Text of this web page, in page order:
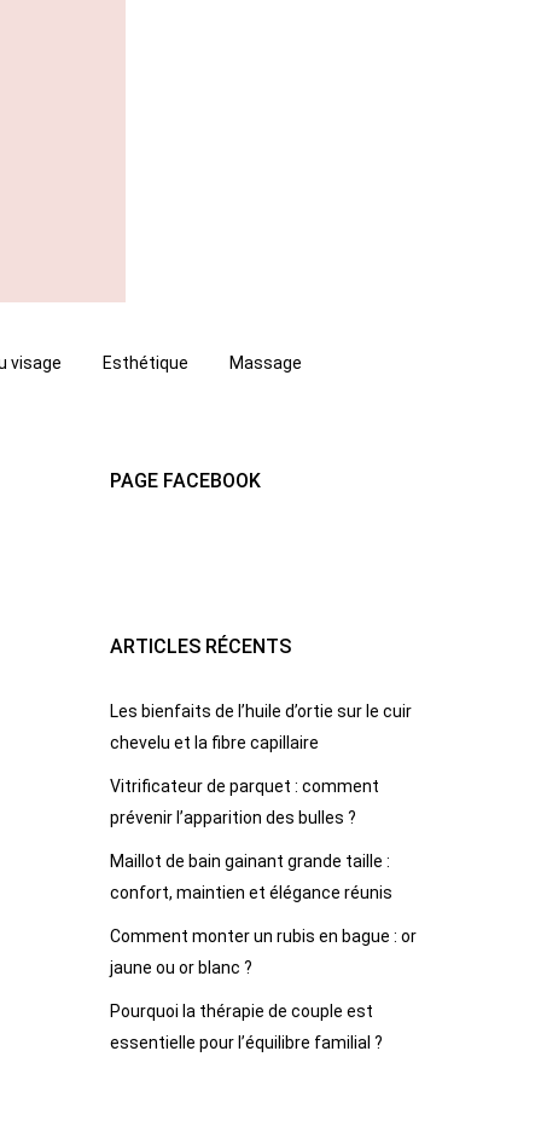
visage Esthétique Massage
PAGE FACEBOOK
ARTICLES RÉCENTS
Les bienfaits de l’huile d’ortie sur le cuir
chevelu et la fibre capillaire
Vitrificateur de parquet : comment
prévenir l’apparition des bulles ?
Maillot de bain gainant grande taille :
confort, maintien et élégance réunis
Comment monter un rubis en bague : or
jaune ou or blanc ?
Pourquoi la thérapie de couple est
essentielle pour l’équilibre familial ?